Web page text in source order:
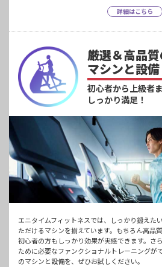
詳細はこちら
厳選＆高品
マシンと設備
初心者から上級者ま
しっかり満足！
エニタイムフィットネスでは、しっかり鍛えた
ただけるマシンを揃えています。もちろん高品
初心者の方もしっかり効果が実感できます。さ
ために必要なファンクショナルトレーニングが
のマシンと設備を、ぜひお試しください。